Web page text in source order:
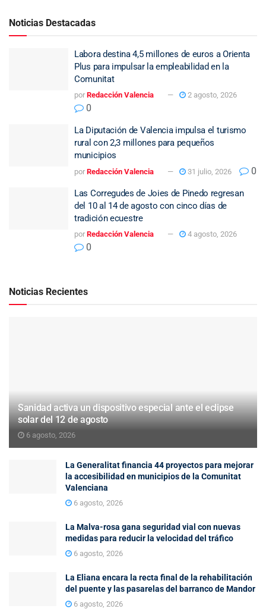
Noticias Destacadas
Labora destina 4,5 millones de euros a Orienta
Plus para impulsar la empleabilidad en la
Comunitat
por Redacción Valencia 2 agosto, 2026
0
La Diputación de Valencia impulsa el turismo
rural con 2,3 millones para pequeños
municipios
por Redacción Valencia 31 julio, 2026 0
Las Corregudes de Joies de Pinedo regresan
del 10 al 14 de agosto con cinco días de
tradición ecuestre
por Redacción Valencia 4 agosto, 2026
0
Noticias Recientes
Sanidad activa un dispositivo especial ante el eclipse
solar del 12 de agosto
6 agosto, 2026
La Generalitat financia 44 proyectos para mejorar
la accesibilidad en municipios de la Comunitat
Valenciana
6 agosto, 2026
La Malva-rosa gana seguridad vial con nuevas
medidas para reducir la velocidad del tráfico
6 agosto, 2026
La Eliana encara la recta final de la rehabilitación
del puente y las pasarelas del barranco de Mandor
6 agosto, 2026